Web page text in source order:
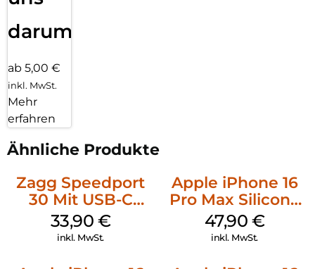
darum!
ab 5,00 €
inkl. MwSt.
Mehr
erfahren
Ähnliche Produkte
Zagg Speedport
30 Mit USB-C
Kabel Weiß
33,90 €
inkl. MwSt.
Apple iPhone 16
Pro Max Silicone
Case MagSafe
Black
47,90 €
inkl. MwSt.